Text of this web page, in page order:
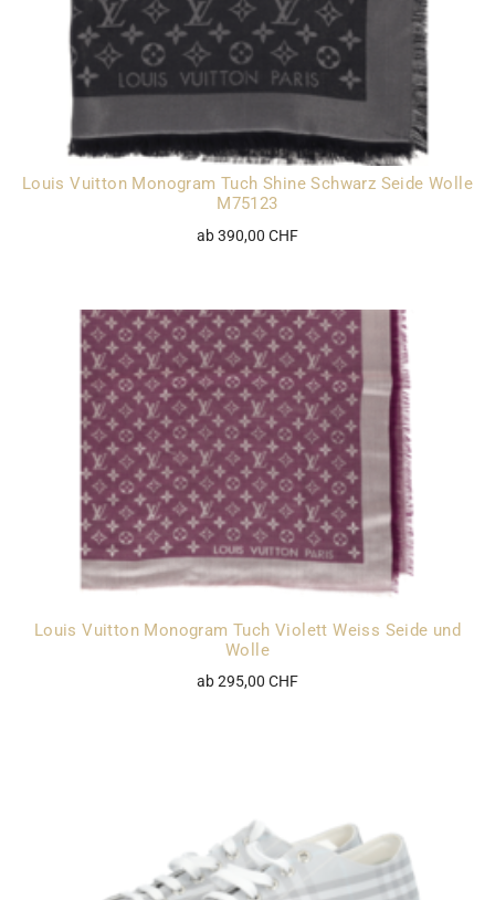
Louis Vuitton Monogram Tuch Shine Schwarz Seide Wolle
M75123
ab 390,00 CHF
Louis Vuitton Monogram Tuch Violett Weiss Seide und
Wolle
ab 295,00 CHF